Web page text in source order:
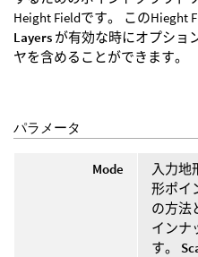
Height Fieldです。 このHieght
Layers が有効な時にオプショ
ヤを含めることができます。
パラメータ
Mode
入力地
形ポイ
の方法
インナ
す。